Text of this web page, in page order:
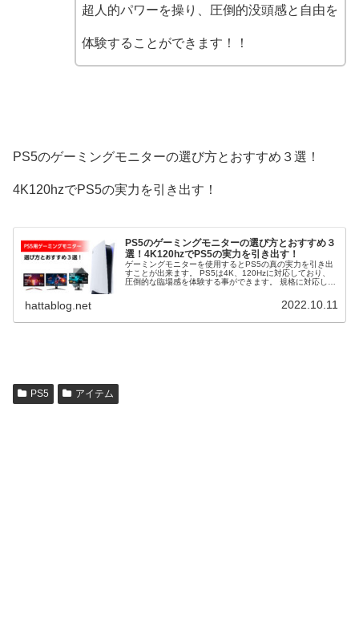
超人的パワーを操り、圧倒的没頭感と自由を
体験することができます！！
PS5のゲーミングモニターの選び方とおすすめ３選！
4K120hzでPS5の実力を引き出す！
PS5のゲーミングモニターの選び方とおすすめ３
選！4K120hzでPS5の実力を引き出す！
ゲーミングモニターを使用するとPS5の真の実力を引き出
すことが出来ます。 PS5は4K、120Hzに対応しており、
圧倒的な臨場感を体験する事ができます。 規格に対応して
ことができます。 そこで、PS5のゲーミングモニターの選
hattablog.net 2022.10.11
PS5 アイテム